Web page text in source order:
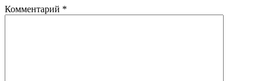
Комментарий *